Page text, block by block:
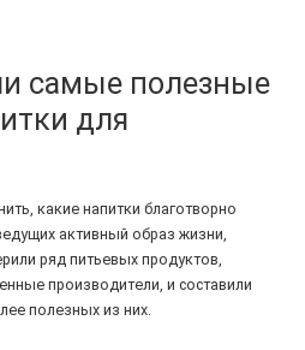
самые полезные
для
какие напитки благотворно
активный образ жизни,
ряд питьевых продуктов,
производители, и составили
полезных из них.